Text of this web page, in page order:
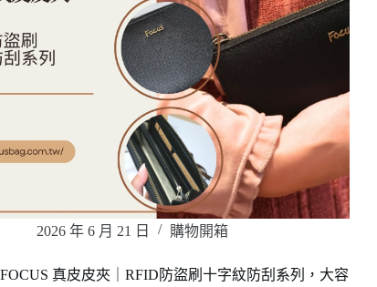
2026 年 6 月 21 日 購物開箱
FOCUS 真皮皮夾｜RFID防盜刷十字紋防刮系列，大容